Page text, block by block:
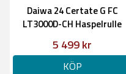
Daiwa 24 Certate G FC
LT3000D-CH Haspelrulle
5 499 kr
KÖP